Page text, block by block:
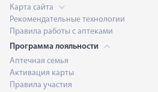
Карта сайта
Рекомендательные технологии
Правила работы с аптеками
Программа лояльности
Аптечная семья
Активация карты
Правила участия